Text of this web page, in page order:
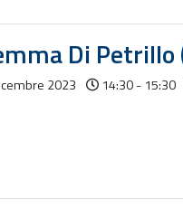
Di
2023 14:30 - 15:30